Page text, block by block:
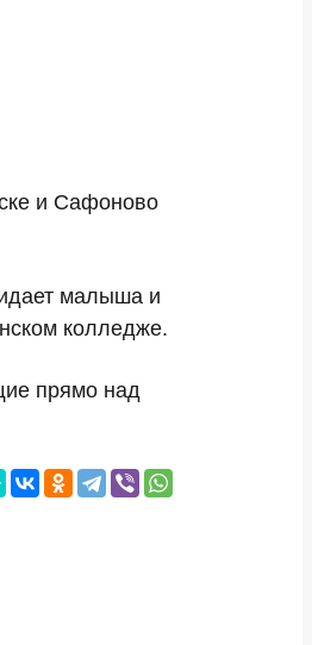
и Сафоново
малыша и
колледже.
прямо над